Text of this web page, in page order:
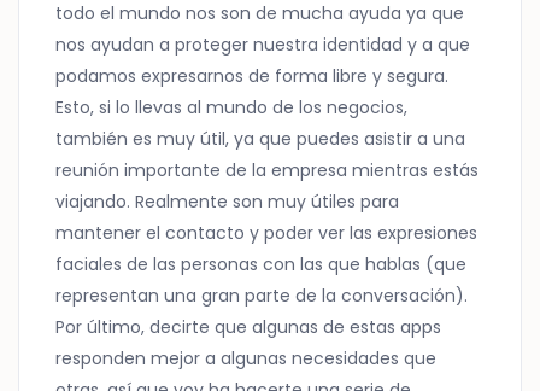
todo el mundo nos son de mucha ayuda ya que
nos ayudan a proteger nuestra identidad y a que
podamos expresarnos de forma libre y segura.
Esto, si lo llevas al mundo de los negocios,
también es muy útil, ya que puedes asistir a una
reunión importante de la empresa mientras estás
viajando. Realmente son muy útiles para
mantener el contacto y poder ver las expresiones
faciales de las personas con las que hablas (que
representan una gran parte de la conversación).
Por último, decirte que algunas de estas apps
responden mejor a algunas necesidades que